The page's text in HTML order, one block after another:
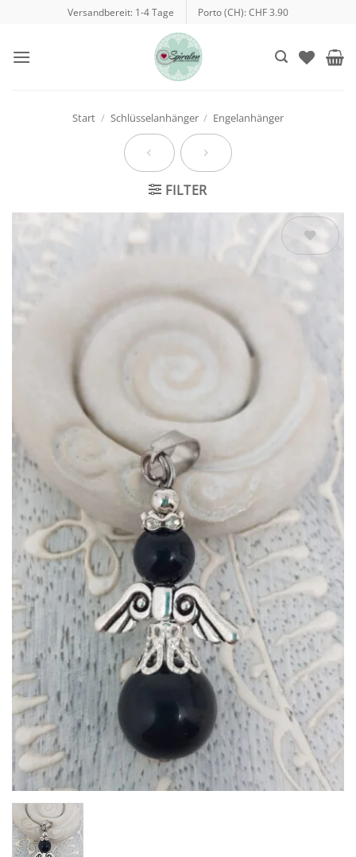
springen
Versandbereit: 1-4 Tage Porto (CH): CHF 3.90
Start / Schlüsselanhänger / Engelanhänger
FILTER
Wunschliste